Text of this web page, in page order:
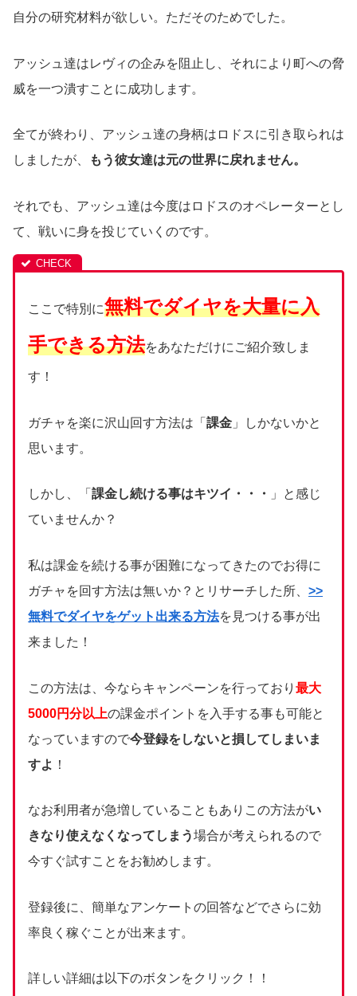
自分の研究材料が欲しい。ただそのためでした。
アッシュ達はレヴィの企みを阻止し、それにより町への脅
威を一つ潰すことに成功します。
全てが終わり、アッシュ達の身柄はロドスに引き取られは
しましたが、
もう彼女達は元の世界に戻れません。
それでも、アッシュ達は今度はロドスのオペレーターとし
て、戦いに身を投じていくのです。
ここで特別に無料でダイヤを大量に入
手できる方法をあなただけにご紹介致しま
す！
ガチャを楽に沢山回す方法は「 課金 」しかないかと
思います。
しかし、「 課金し続ける事はキツイ・・・
」と感じ
ていませんか？
私は課金を続ける事が困難になってきたのでお得に
ガチャを回す方法は無いか？とリサーチした所、 >>
無料でダイヤをゲット出来る方法を見つける事が出
来ました！
この方法は、今ならキャンペーンを行っており 最大
5000円分以上の課金ポイントを入手する事も可能と
なっていますので今登録をしないと損してしまいま
すよ ！
なお利用者が急増していることもありこの方法がい
きなり使えなくなってしまう場合が考えられるので
今すぐ試すことをお勧めします。
登録後に、簡単なアンケートの回答などでさらに効
率良く稼ぐことが出来ます。
詳しい詳細は以下のボタンをクリック！！